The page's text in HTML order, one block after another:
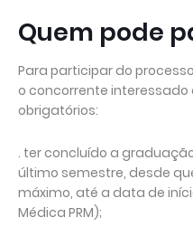
Quem pode
Para participar do
o concorrente interessado
obrigatórios:
. ter concluído a
último semestre, desde
máximo, até a data de
Médica PRM);